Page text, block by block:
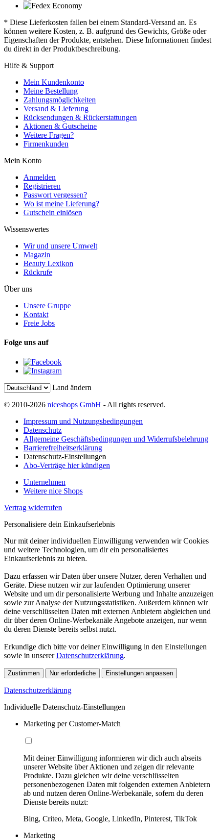
* Diese Lieferkosten fallen bei einem Standard-Versand an. Es
können weitere Kosten, z. B. aufgrund des Gewichts, Größe oder
Eigenschaften der Produkte, entstehen. Diese Informationen findest
du direkt in der Produktbeschreibung.
Hilfe & Support
Mein Kundenkonto
Meine Bestellung
Zahlungsmöglichkeiten
Versand & Lieferung
Rücksendungen & Rückerstattungen
Aktionen & Gutscheine
Weitere Fragen?
Firmenkunden
Mein Konto
Anmelden
Registrieren
Passwort vergessen?
Wo ist meine Lieferung?
Gutschein einlösen
Wissenswertes
Wir und unsere Umwelt
Magazin
Beauty Lexikon
Rückrufe
Über uns
Unsere Gruppe
Kontakt
Freie Jobs
Folge uns auf
Land ändern
© 2010-2026 niceshops GmbH - All rights reserved.
Impressum und Nutzungsbedingungen
Datenschutz
Allgemeine Geschäftsbedingungen und Widerrufsbelehrung
Barrierefreiheitserklärung
Datenschutz-Einstellungen
Abo-Verträge hier kündigen
Unternehmen
Weitere nice Shops
Vertrag widerrufen
Personalisiere dein Einkaufserlebnis
Nur mit deiner individuellen Einwilligung verwenden wir Cookies
und weitere Technologien, um dir ein personalisiertes
Einkaufserlebnis zu bieten.
Dazu erfassen wir Daten über unsere Nutzer, deren Verhalten und
Geräte. Diese nutzen wir zur laufenden Optimierung unserer
Website und um dir personalisierte Werbung und Inhalte anzuzeigen
sowie zur Analyse der Nutzungsstatistiken. Außerdem können wir
deine verschlüsselten Daten mit externen Anbietern abgleichen und
dir über deren Online-Werbekanäle Angebote anzeigen, nur wenn
du deren Dienste bereits selbst nutzt.
Erkundige dich bitte vor deiner Einwilligung in den Einstellungen
sowie in unsererDatenschutzerklärung.
Zustimmen Nur erforderliche Einstellungen anpassen
Datenschutzerklärung
Individuelle Datenschutz-Einstellungen
Marketing per Customer-Match
Mit deiner Einwilligung informieren wir dich auch abseits
unserer Website über Aktionen und zeigen dir relevante
Produkte. Dazu gleichen wir deine verschlüsselten
personenbezogenen Daten mit folgenden externen Anbietern
ab und nutzen deren Online-Werbekanäle, sofern du deren
Dienste bereits nutzt:
Bing, Criteo, Meta, Google, LinkedIn, Pinterest, TikTok
Marketing